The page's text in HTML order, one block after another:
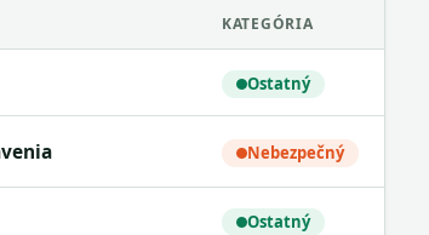
KATEGÓRIA
Ostatný
Nebezpečný
Ostatný